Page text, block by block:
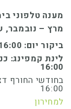
מענה טלפוני בימים
מרץ – נובמבר, שעות
ביקור יום: 8:00-16:00
16:00
16:00
למחירון